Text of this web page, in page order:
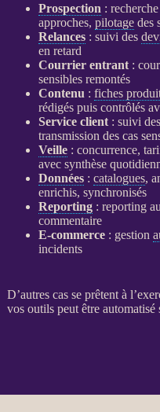
Prospection :
approches, pilotagedes
Relances: suivi des
en retard
Courrier entrant:
sensibles remontés
Contenu : fiches
rédigés puis contrôlés
Service client: suivi
transmission des cas
Veille: concurrence,
avec synthèse
Données: catalogues,
enrichis, synchronisés
Reporting: reporting
commentaire
E-commerce: gestion
incidents
D’autres cas se prêtent à
vos outils peut être automatisé